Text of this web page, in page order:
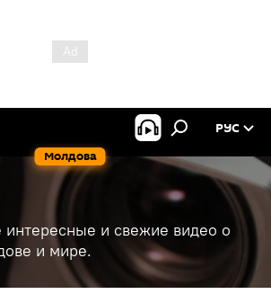
Молдова
РУС
и свежие видео о
и мире.